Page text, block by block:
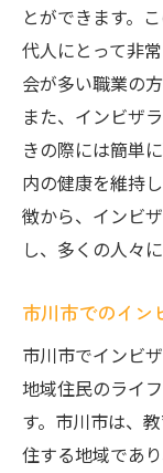
とができます。
代人にとって非
会が多い職業の
また、インビザ
きの際には簡単
内の健康を維持
徴から、インビ
し、多くの人々
市川市でのイン
市川市でインビ
地域住民のライ
す。市川市は、
住する地域であ